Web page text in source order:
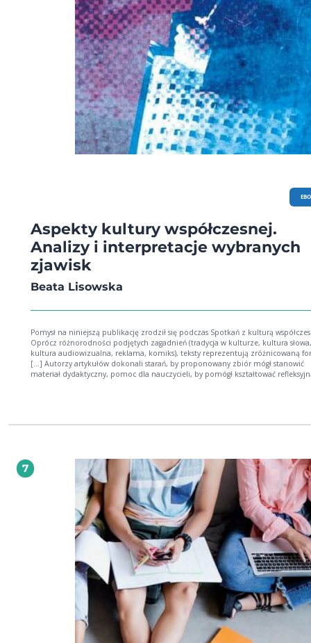
Aspekty kultury współczesnej.
Analizy i interpretacje wybranych
zjawisk
Beata Lisowska
Pomysł na niniejszą publikację zrodził się podczas Spotkań z kulturą
Oprócz różnorodności podjętych zagadnień (tradycja w kulturze, kultura słowa,
kultura audiowizualna, reklama, komiks), teksty reprezentują zróżnicowaną
[...] Autorzy artykułów dokonali starań, by proponowany zbiór mógł stanowić
materiał dydaktyczny, pomoc dla nauczycieli, by pomógł kształtować
omówione w tomie obszary to te sfery kultury współczesnej, z którą młodzi
i powiedział, dlaczego komiks jest (może być) wartościowym gatunkiem
Nauczyciele znajdą w niej scenariusze lekcji, ale także teksty analityczne. Z
przy odrobinie dobrej woli mogą zrobić dobry użytek (z recenzji prof. Andrzeja
7